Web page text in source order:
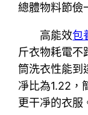
總體物料節儉
高能效包
斤衣物耗電不
筒洗衣性能到
凈比為1.22，
更干凈的衣服